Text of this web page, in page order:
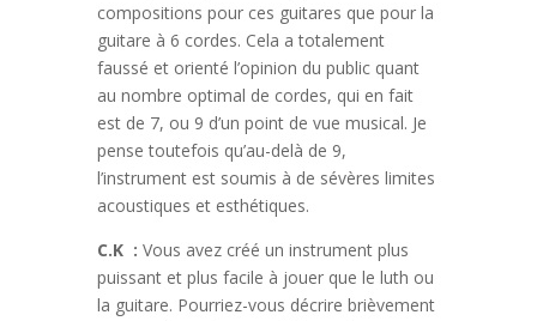
compositions pour ces guitares que pour la
guitare à 6 cordes. Cela a totalement
faussé et orienté l’opinion du public quant
au nombre optimal de cordes, qui en fait
est de 7, ou 9 d’un point de vue musical. Je
pense toutefois qu’au-delà de 9,
l’instrument est soumis à de sévères limites
acoustiques et esthétiques.
C.K : Vous avez créé un instrument plus
puissant et plus facile à jouer que le luth ou
la guitare. Pourriez-vous décrire brièvement